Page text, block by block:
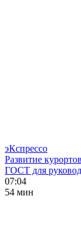
эКспрессо
Развитие
ГОСТ для
07:04
54 мин